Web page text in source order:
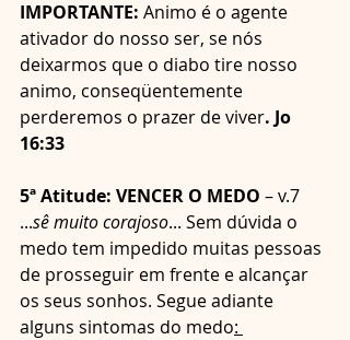
IMPORTANTE: Animo é o agente
ativador do nosso ser, se nós
deixarmos que o diabo tire nosso
animo, conseqüentemente
perderemos o prazer de viver. Jo
16:33
5ª Atitude: VENCER O MEDO – v.7
...sê muito corajoso... Sem dúvida o
medo tem impedido muitas pessoas
de prosseguir em frente e alcançar
os seus sonhos. Segue adiante
alguns sintomas do medo: